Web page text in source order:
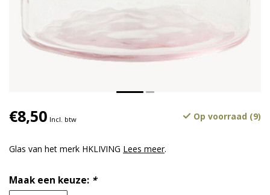
€8,50 Incl. btw Op voorraad (9)
Glas van het merk HKLIVING Lees meer.
Maak een keuze: *